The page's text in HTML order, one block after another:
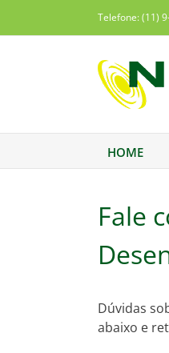
Telefone: (11)
HOME
Fale
Dúvidas
abaixo e